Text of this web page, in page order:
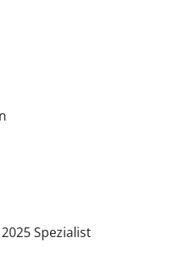
Spezialist